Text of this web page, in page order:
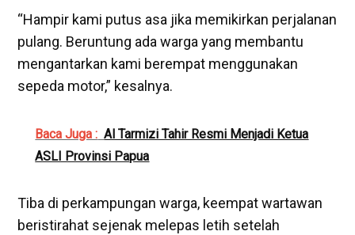
“Hampir kami putus asa jika memikirkan perjalanan
pulang. Beruntung ada warga yang membantu
mengantarkan kami berempat menggunakan
sepeda motor,” kesalnya.
Baca Juga : Al Tarmizi Tahir Resmi Menjadi Ketua
ASLI Provinsi Papua
Tiba di perkampungan warga, keempat wartawan
beristirahat sejenak melepas letih setelah